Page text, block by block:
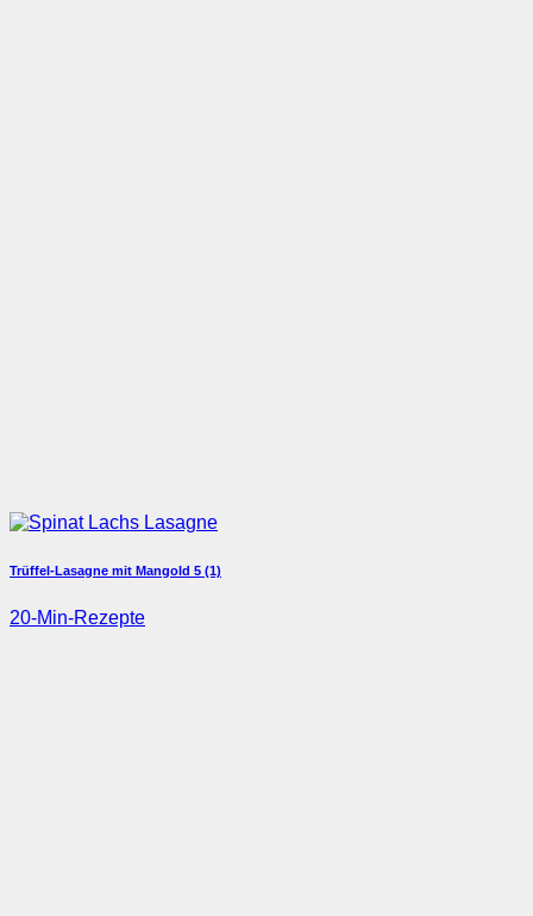
Trüffel-Lasagne mit Mangold 5 (1)
20-Min-Rezepte